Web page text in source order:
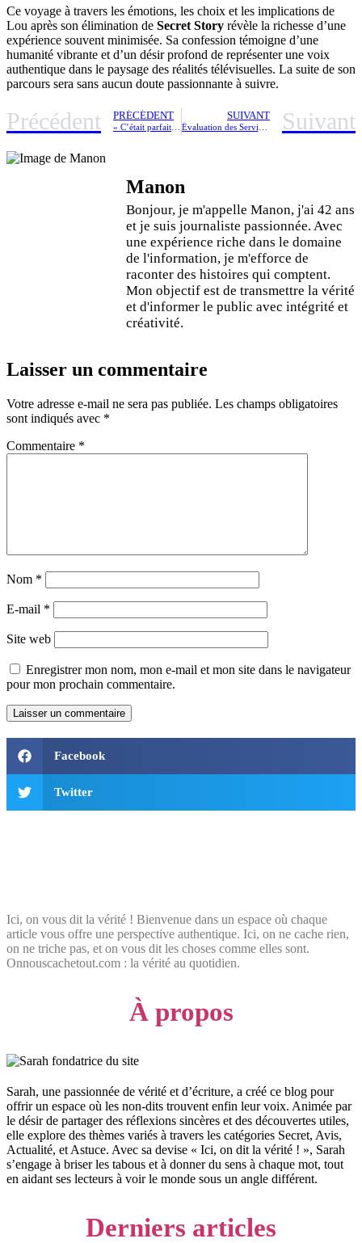
Ce voyage à travers les émotions, les choix et les implications de
Lou après son élimination de Secret Story révèle la richesse d’une
expérience souvent minimisée. Sa confession témoigne d’une
humanité vibrante et d’un désir profond de représenter une voix
authentique dans le paysage des réalités télévisuelles. La suite de son
parcours sera sans aucun doute passionnante à suivre.
Précédent PRÉCÉDENT SUIVANT Suivant
Manon
Bonjour, je m'appelle Manon, j'ai 42 ans
et je suis journaliste passionnée. Avec
une expérience riche dans le domaine
de l'information, je m'efforce de
raconter des histoires qui comptent.
Mon objectif est de transmettre la vérité
et d'informer le public avec intégrité et
créativité.
Laisser un commentaire
Votre adresse e-mail ne sera pas publiée. Les champs obligatoires
sont indiqués avec *
Commentaire *
Nom *
E-mail *
Site web
Enregistrer mon nom, mon e-mail et mon site dans le navigateur
pour mon prochain commentaire.
Facebook
Twitter
Ici, on vous dit la vérité ! Bienvenue dans un espace où chaque
article vous offre une perspective authentique. Ici, on ne cache rien,
on ne triche pas, et on vous dit les choses comme elles sont.
Onnouscachetout.com : la vérité au quotidien.
À propos
Sarah, une passionnée de vérité et d’écriture, a créé ce blog pour
offrir un espace où les non-dits trouvent enfin leur voix. Animée par
le désir de partager des réflexions sincères et des découvertes utiles,
elle explore des thèmes variés à travers les catégories Secret, Avis,
Actualité, et Astuce. Avec sa devise « Ici, on dit la vérité ! », Sarah
s’engage à briser les tabous et à donner du sens à chaque mot, tout
en aidant ses lecteurs à voir le monde sous un angle différent.
Derniers articles